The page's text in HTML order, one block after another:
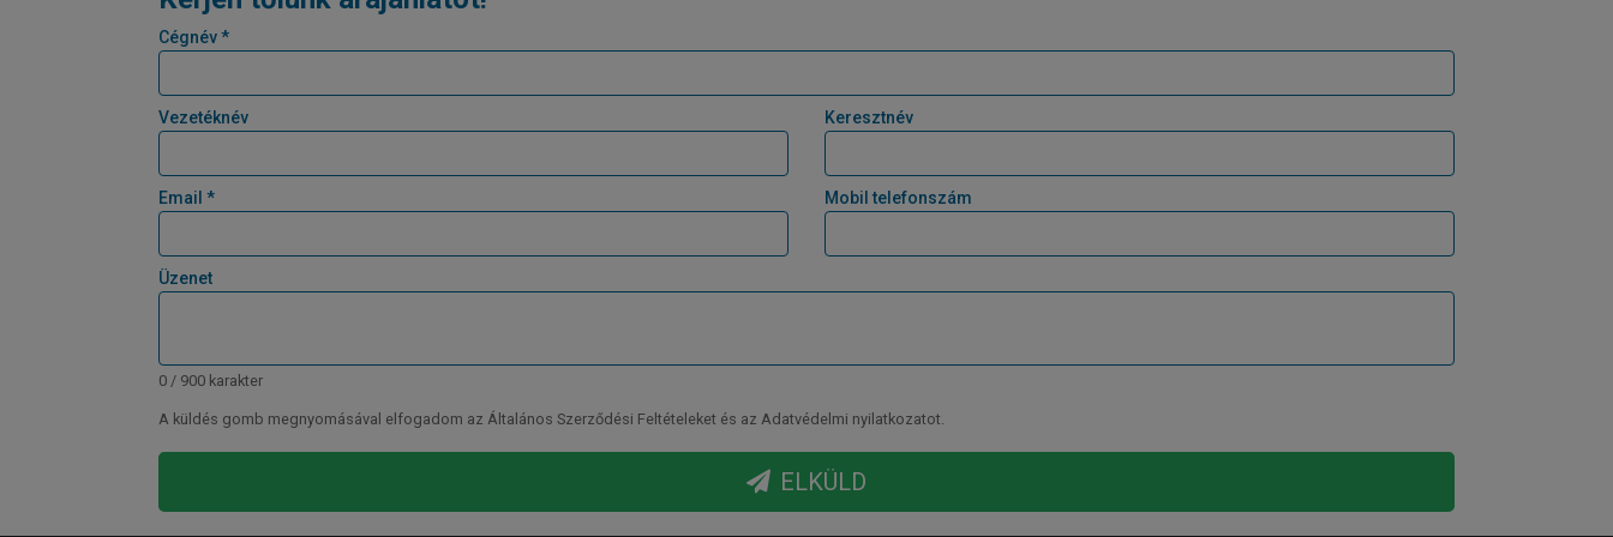
Cégnév *
Vezetéknév Keresztnév
Email * Mobil telefonszám
Üzenet
0 / 900 karakter
A küldés gomb megnyomásával elfogadom az Általános Szerződési Feltételeket és az Adatvédelmi nyilatkozatot.
ELKÜLD